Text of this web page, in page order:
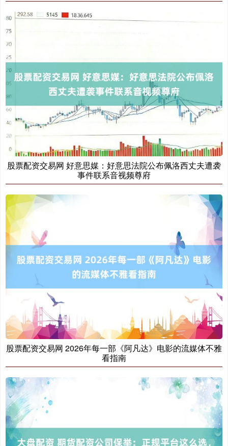
股票配资交易网 好意思媒：好意思法院公布佩洛西丈夫遭袭
事件联系音视频尊府
股票配资交易网 2026年每一部《阿凡达》电影的流媒体不雅
看指南